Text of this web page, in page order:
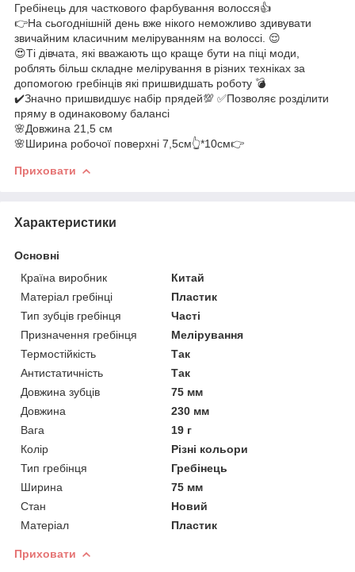
Гребінець для часткового фарбування волосся👍
👉На сьогоднішній день вже нікого неможливо здивувати
звичайним класичним меліруванням на волоссі. 😌
😍Ті дівчата, які вважають що краще бути на піці моди,
роблять більш складне мелірування в різних техніках за
допомогою гребінців які пришвидшать роботу 💣
✔️Значно пришвидшує набір прядей💯 ✅Позволяє розділити
пряму в одинаковому балансі
🌸Довжина 21,5 см
🌸Ширина робочої поверхні 7,5см👆*10см👉
Приховати
Характеристики
Основні
Країна виробник
Китай
Матеріал гребінці
Пластик
Тип зубців гребінця
Часті
Призначення гребінця
Мелірування
Термостійкість
Так
Антистатичність
Так
Довжина зубців
75 мм
Довжина
230 мм
Вага
19 г
Колір
Різні кольори
Тип гребінця
Гребінець
Ширина
75 мм
Стан
Новий
Матеріал
Пластик
Приховати